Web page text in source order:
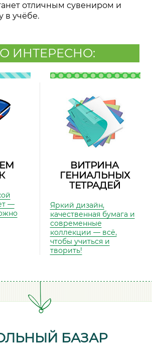
отличным сувениром и
в учёбе.
ИНТЕРЕСНО:
—
ВИТРИНА
ГЕНИАЛЬНЫХ
ТЕТРАДЕЙ
Яркий дизайн,
качественная бумага и
современные
коллекции — всё,
чтобы учиться и
творить!
БАЗАР